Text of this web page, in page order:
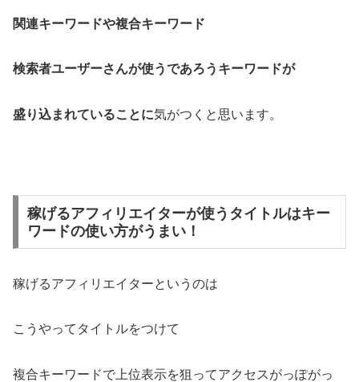
関連キーワードや複合キーワード
検索者ユーザーさんが使うであろうキーワードが
盛り込まれていることに気がつくと思います。
稼げるアフィリエイターが使うタイトルはキー
ワードの使い方がうまい！
稼げるアフィリエイターというのは
こうやってタイトルをつけて
複合キーワードで上位表示を狙ってアクセスがっぽがっ